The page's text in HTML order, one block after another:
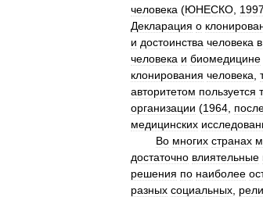
человека (ЮНЕСКО 1997
Декларация о
и достоинства человека в
человека и биомедицине
клонирования человека
авторитетом пользуется
организации (1964
медицинских
Во многих странах
достаточно влиятельные
решения по наиболее
разных социальных